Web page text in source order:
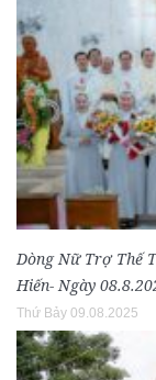
Dòng Nữ Trợ Thế
Hiến- Ngày
Thứ Bảy 09.08.2025